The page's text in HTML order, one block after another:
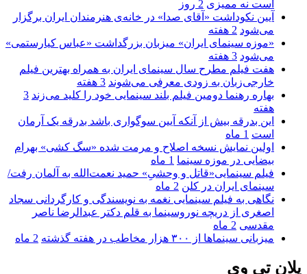
است نه ممیزی 2 روز
آیین نکوداشت «آقای صدا» در خانه‌ی هنرمندان ایران برگزار
می‌شود 2 هفته
«موزه سینمای ایران» میزبان بزرگداشت «عباس کیارستمی»
می‌شود 3 هفته
هفت فیلم مطرح سال سینمای ایران به همراه بهترین فیلم
خارجی‌زبان به زودی معرفی می‌شوند 3 هفته
بهاره رهنما دومین فیلم بلند سینمایی خود را کلید می‌زند 3
هفته
این بدرقه بیش از آنکه آیین سوگواری باشد بدرقه یک آرمان
است 1 ماه
اولین نمایش نسخه اصلاح و مرمت شده «سگ کشی» بهرام
بیضایی در موزه سینما 1 ماه
فیلم سینمایی«قاتل و وحشیِ» حمید نعمت‌الله به آلمان رفت/
سینمای ایران در کلن 2 ماه
نگاهی به فیلم سینمایی نغمه به نویسندگی و کارگردانی سجاد
اصغری از دریچه نوروسینما به قلم دکتر عبدالرضا ناصر
مقدسی 2 ماه
میزبانی سینماها از ۳۰۰ هزار مخاطب در هفته گذشته
2 ماه
پلان تی وی